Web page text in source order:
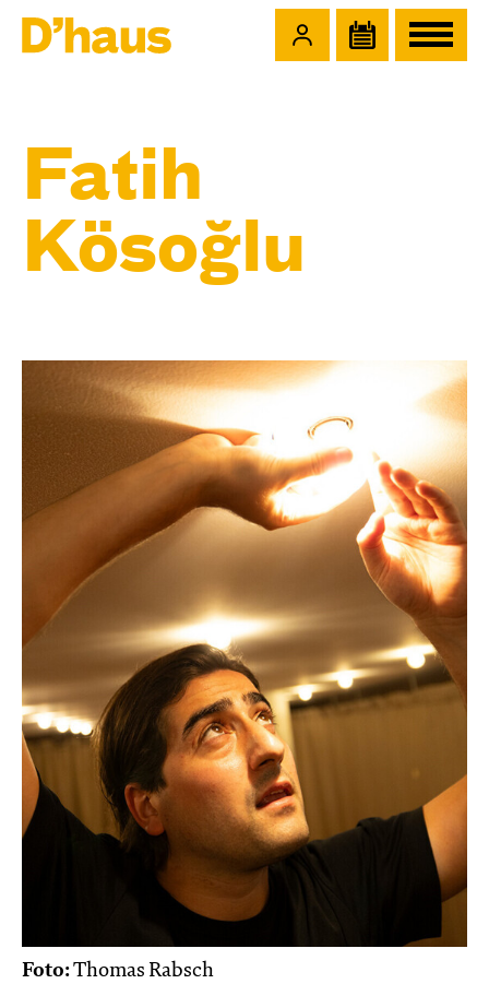
Fatih
Kösoğlu
Foto:Thomas Rabsch